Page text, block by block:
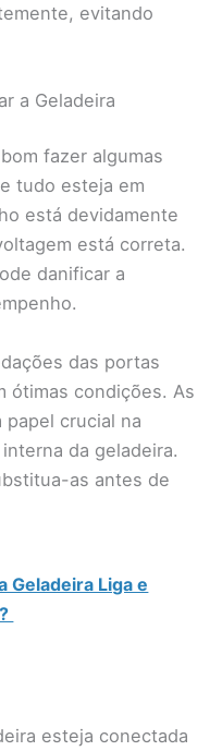
evitando
a Geladeira
fazer algumas
tudo esteja em
está devidamente
está correta.
danificar a
das portas
ótimas condições. As
papel crucial na
da geladeira.
as antes de
Geladeira Liga e
esteja conectada